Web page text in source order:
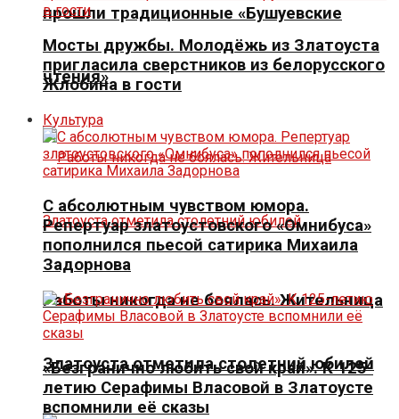
прошли традиционные «Бушуевские
чтения»
Работы никогда не боялась. Жительница
Златоуста отметила столетний юбилей
Мосты дружбы. Молодёжь из Златоуста
пригласила сверстников из белорусского
Жлобина в гости
Культура
С абсолютным чувством юмора.
Репертуар златоустовского «Омнибуса»
пополнился пьесой сатирика Михаила
Задорнова
«Безгранично любить свой край». К 125-
летию Серафимы Власовой в Златоусте
вспомнили её сказы